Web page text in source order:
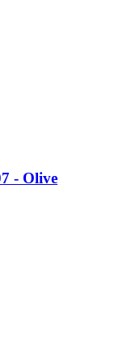
- Olive